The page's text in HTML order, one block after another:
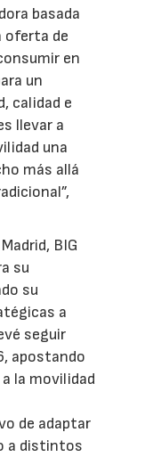
basada
oferta de
en
un
calidad e
llevar a
una
más allá
BIG
su
su
a
seguir
apostando
la movilidad
de adaptar
a distintos